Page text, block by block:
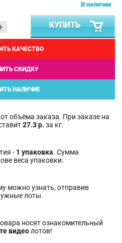
В наличии
КУПИТЬ
КАЧЕСТВО
СКИДКУ
НАЛИЧИЕ
от объёма заказа. При заказе на
27.3 р. за кг.
- 1 упаковка. Сумма
веса упаковки.
можно узнать, отправив
лоты.
носят ознакомительный
видеолотов!